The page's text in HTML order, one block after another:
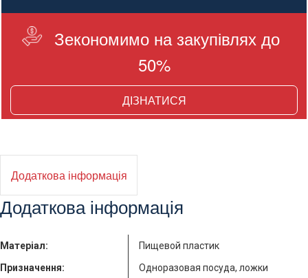
Країна виробник:
Украина
Зекономимо на закупівлях до
50%
ДІЗНАТИСЯ
Додаткова інформація
Додаткова інформація
Матеріал:
Пищевой пластик
Призначення:
Одноразовая посуда, ложки